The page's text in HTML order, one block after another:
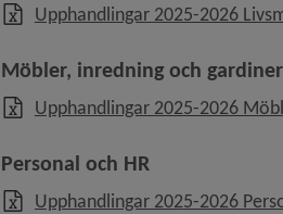
Upphandlingar 2025-2026
Möbler, inredning och gardiner
Upphandlingar 2025-2026
Personal och HR
Upphandlingar 2025-2026